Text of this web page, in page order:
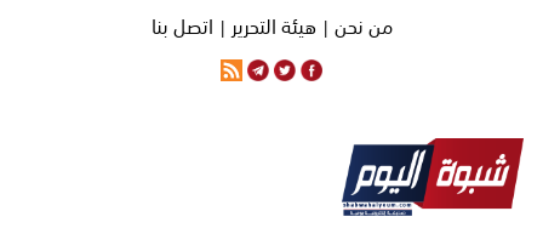
من نحن |هيئة التحرير | اتصل بنا